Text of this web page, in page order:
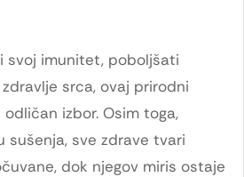
svoj imunitet, poboljšati
srca, ovaj prirodni
izbor. Osim toga,
sušenja, sve zdrave tvari
dok njegov miris ostaje